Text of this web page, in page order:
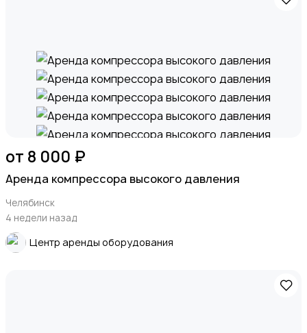
от 8 000 ₽
Аренда компрессора высокого давления
Челябинск
4 недели назад
Центр аренды оборудования